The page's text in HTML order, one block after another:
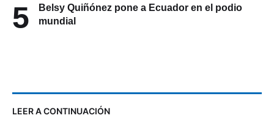
5
Belsy Quiñónez pone a Ecuador en el podio
mundial
LEER A CONTINUACIÓN